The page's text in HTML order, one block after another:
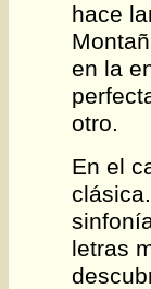
hace
en la
otro.
En el
letras